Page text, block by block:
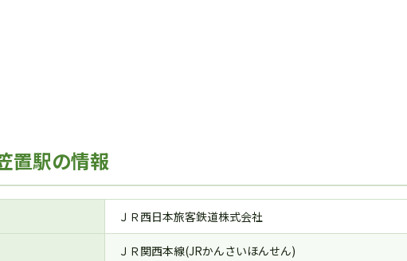
置駅の情報
ＪＲ西日本旅客鉄道株式会社
ＪＲ関西本線(JRかんさいほんせん)